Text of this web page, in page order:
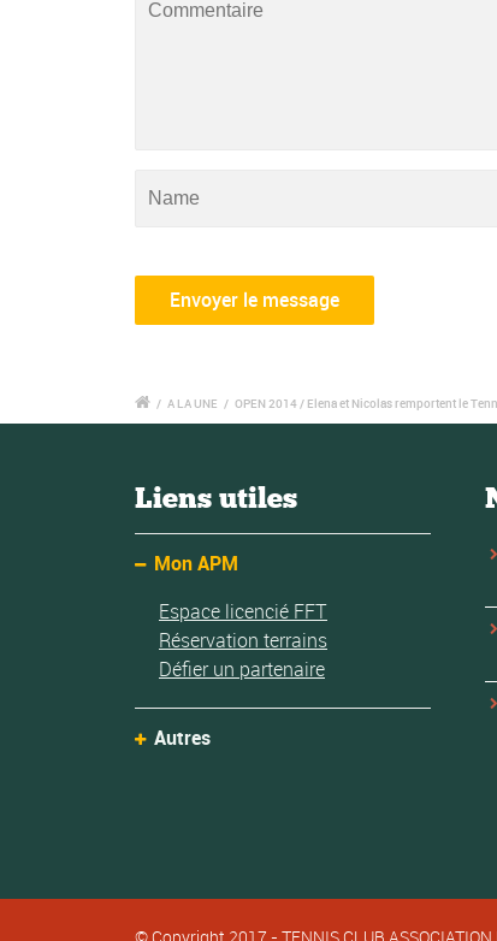
/ A LA UNE / OPEN 2014 / Elena et Nicolas remportent le
Liens utiles
Mon APM
Espace licencié FFT
Réservation terrains
Défier un partenaire
Autres